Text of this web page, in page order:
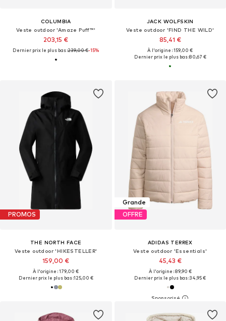
COLUMBIA
Veste outdoor 'Amaze Puff™'
203,15 €
Dernier prix le plus bas :239,00 €-15%
JACK WOLFSKIN
Veste outdoor 'FIND THE WILD'
85,41 €
À l'origine : 159,00 €
Dernier prix le plus bas :80,67 €
PROMOS
THE NORTH FACE
Veste outdoor 'HIKESTELLER'
159,00 €
À l'origine : 179,00 €
Dernier prix le plus bas :125,00 €
Grande
OFFRE
ADIDAS TERREX
Veste outdoor 'Essentials'
45,43 €
À l'origine : 89,90 €
Dernier prix le plus bas :34,95 €